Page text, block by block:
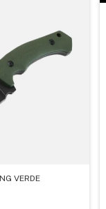
VERDE